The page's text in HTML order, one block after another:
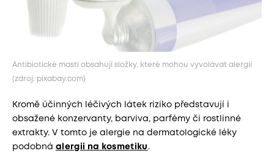
Antibiotické masti obsahuji složky, které mohou vyvolávat alergii
(zdroj: pixabay.com)
Kromě účinných léčivých látek riziko představují i
obsažené konzervanty, barviva, parfémy či rostlinné
extrakty. V tomto je alergie na dermatologické léky
podobná alergii na kosmetiku .